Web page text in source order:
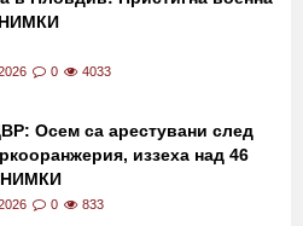
0 4033
Осем са арестувани след
иззеха над 46
0 833